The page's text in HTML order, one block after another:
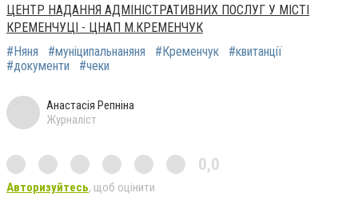
ЦЕНТР НАДАННЯ АДМІНІСТРАТИВНИХ ПОСЛУГ У МІСТІ
КРЕМЕНЧУЦІ - ЦНАП М.КРЕМЕНЧУК
#Няня
#муніципальнаняня #Кременчук
#квитанції
#документи
#чеки
Анастасія Репніна
Журналіст
0,0
Авторизуйтесь, щоб оцінити